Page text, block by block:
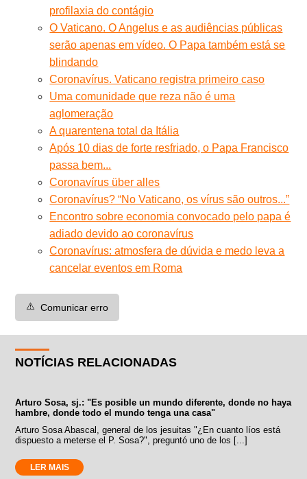
profilaxia do contágio
O Vaticano. O Angelus e as audiências públicas
serão apenas em vídeo. O Papa também está se
blindando
Coronavírus. Vaticano registra primeiro caso
Uma comunidade que reza não é uma
aglomeração
A quarentena total da Itália
Após 10 dias de forte resfriado, o Papa Francisco
passa bem...
Coronavírus über alles
Coronavírus? “No Vaticano, os vírus são outros...”
Encontro sobre economia convocado pelo papa é
adiado devido ao coronavírus
Coronavírus: atmosfera de dúvida e medo leva a
cancelar eventos em Roma
⚠️ Comunicar erro
NOTÍCIAS RELACIONADAS
Arturo Sosa, sj.: "Es posible un mundo diferente, donde no haya
hambre, donde todo el mundo tenga una casa"
Arturo Sosa Abascal, general de los jesuitas "¿En cuanto líos está
dispuesto a meterse el P. Sosa?", preguntó uno de los [...]
LER MAIS